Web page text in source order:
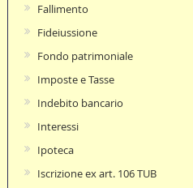
Fallimento
Fideiussione
Fondo patrimoniale
Imposte e Tasse
Indebito bancario
Interessi
Ipoteca
Iscrizione ex art. 106 TUB